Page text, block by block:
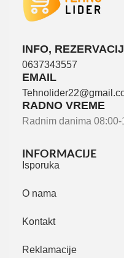
INFO,
0637343557
EMAIL
RADNO VREME
Radnim danima
INFORMACIJE
Isporuka
O nama
Kontakt
Reklamacije